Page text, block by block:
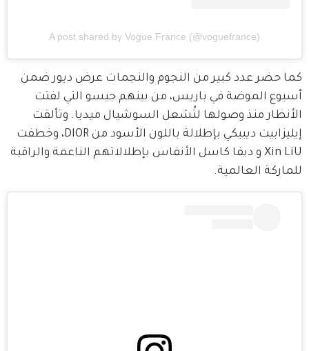
A post shared by Vogue France (@voguefrance)
كما حضر عدد كبير من النجوم والنجمات عرض ديور ضمن
أسبوع الموضة في باريس، من بينهم جيسو التي لفتت
الأنظار منذ وصولها لتُشعل السوشيال ميديا. وتألقت
إيليزابيت ديبيكي بإطلالة باللون الأسود من DIOR، وخطفت
Xin LiU و ديفا كاسل الأنفاس بإطلالاتهم الناعمة والراقية
للماركة العالمية.